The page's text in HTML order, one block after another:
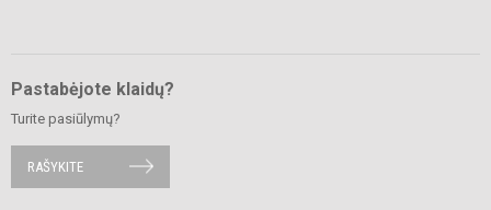
Pastabėjote klaidų?
Turite pasiūlymų?
RAŠYKITE